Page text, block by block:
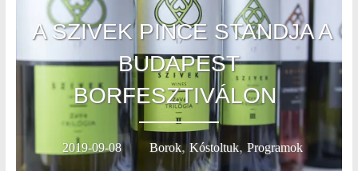
A SZIVEK PINCE STANDJA A
BUDAPEST
BORFESZTIVÁLON
2019-09-08 Borok,Kóstoltuk,Programok